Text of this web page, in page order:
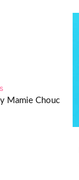
Mamie Chouc